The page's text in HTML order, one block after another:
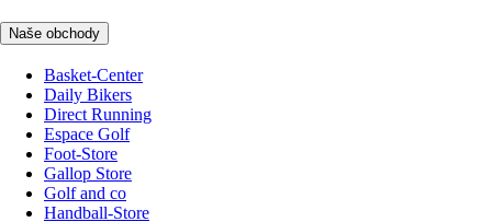
Naše obchody
Basket-Center
Daily Bikers
Direct Running
Espace Golf
Foot-Store
Gallop Store
Golf and co
Handball-Store